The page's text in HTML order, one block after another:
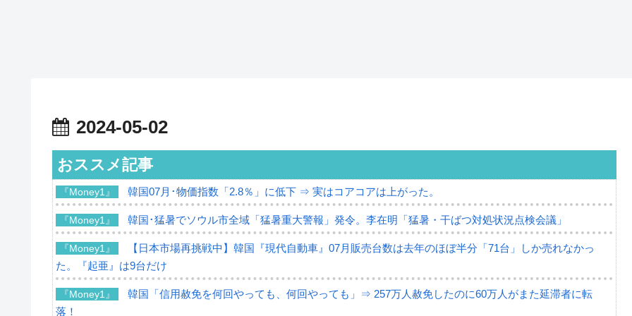
2024-05-02
おススメ記事
『Money1』 韓国07月･物価指数「2.8％」に低下 ⇒ 実はコアコアは上がった。
『Money1』 韓国･猛暑でソウル市全域「猛暑重大警報」発令。李在明「猛暑・干ばつ対処状況点検会議」
『Money1』
【日本市場再挑戦中】韓国『現代自動車』07月販売台数は去年のほぼ半分「71台」しか売れなかっ
た。『起亜』は9台だけ
『Money1』
韓国「信用赦免を何回やっても、何回やっても」⇒ 257万人赦免したのに60万人がまた延滞者に転
落！